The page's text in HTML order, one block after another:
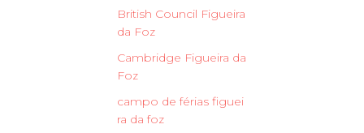
British Council Figueira
da Foz
Cambridge Figueira da
Foz
campo de férias figuei
ra da foz